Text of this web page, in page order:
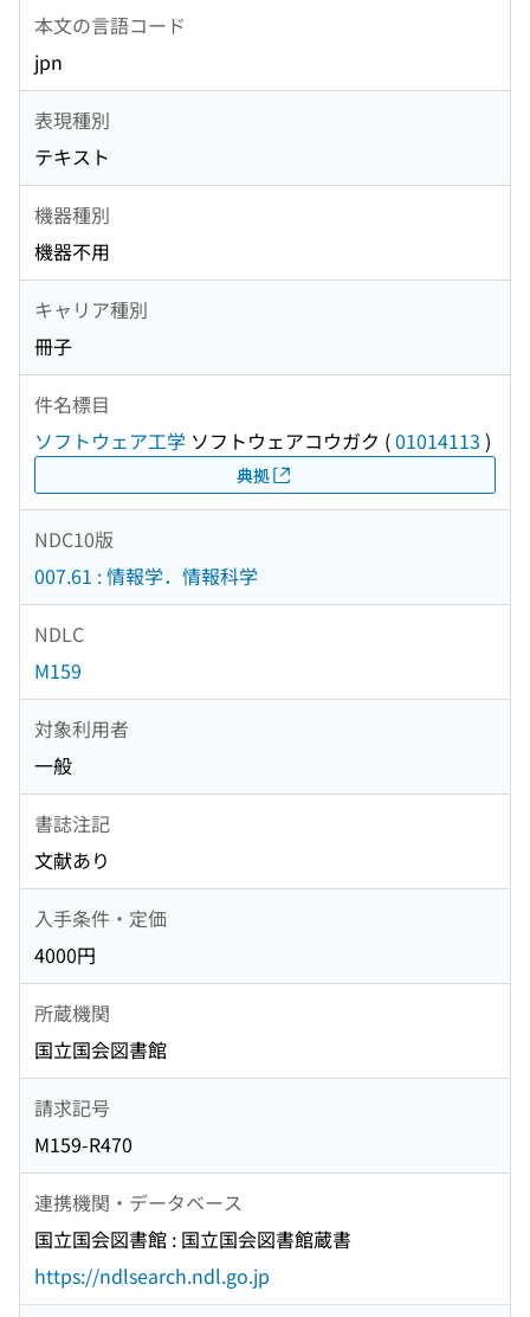
本文の言語コード
jpn
表現種別
テキスト
機器種別
機器不用
キャリア種別
冊子
件名標目
ソフトウェア工学 ソフトウェアコウガク (01014113 )
典拠
NDC10版
007.61 : 情報学．情報科学
NDLC
M159
対象利用者
一般
書誌注記
文献あり
入手条件・定価
4000円
所蔵機関
国立国会図書館
請求記号
M159-R470
連携機関・データベース
国立国会図書館 : 国立国会図書館蔵書
https://ndlsearch.ndl.go.jp